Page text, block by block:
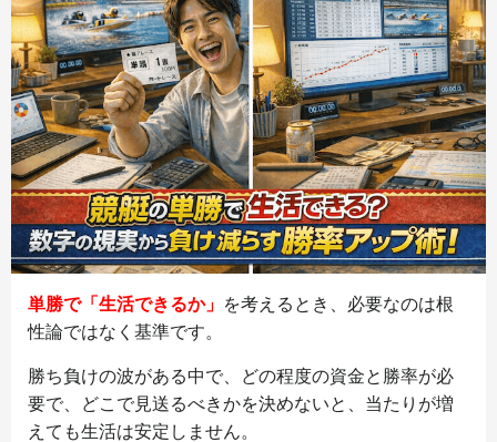
単勝で「生活できるか」 を考えるとき、必要なのは根
性論ではなく基準です。
勝ち負けの波がある中で、どの程度の資金と勝率が必
要で、どこで見送るべきかを決めないと、当たりが増
えても生活は安定しません。